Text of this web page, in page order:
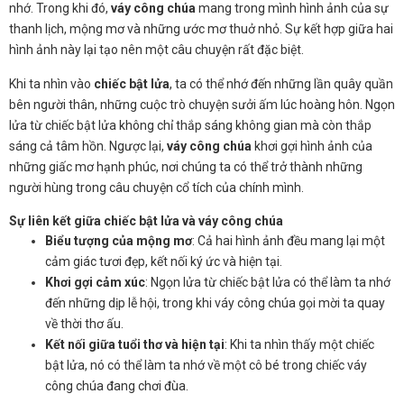
nhớ. Trong khi đó, váy công chúa mang trong mình hình ảnh của sự
thanh lịch, mộng mơ và những ước mơ thuở nhỏ. Sự kết hợp giữa hai
hình ảnh này lại tạo nên một câu chuyện rất đặc biệt.
Khi ta nhìn vào chiếc bật lửa, ta có thể nhớ đến những lần quây quần
bên người thân, những cuộc trò chuyện sưởi ấm lúc hoàng hôn. Ngọn
lửa từ chiếc bật lửa không chỉ thắp sáng không gian mà còn thắp
sáng cả tâm hồn. Ngược lại, váy công chúa khơi gợi hình ảnh của
những giấc mơ hạnh phúc, nơi chúng ta có thể trở thành những
người hùng trong câu chuyện cổ tích của chính mình.
Sự liên kết giữa chiếc bật lửa và váy công chúa
Biểu tượng của mộng mơ: Cả hai hình ảnh đều mang lại một
cảm giác tươi đẹp, kết nối ký ức và hiện tại.
Khơi gợi cảm xúc: Ngọn lửa từ chiếc bật lửa có thể làm ta nhớ
đến những dịp lễ hội, trong khi váy công chúa gọi mời ta quay
về thời thơ ấu.
Kết nối giữa tuổi thơ và hiện tại: Khi ta nhìn thấy một chiếc
bật lửa, nó có thể làm ta nhớ về một cô bé trong chiếc váy
công chúa đang chơi đùa.